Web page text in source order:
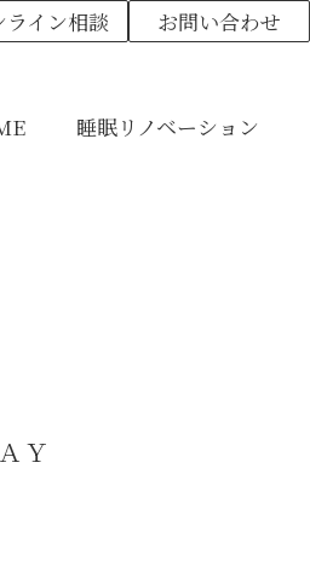
ライン相談 お問い合わせ
睡眠リノベーション
Ｙ